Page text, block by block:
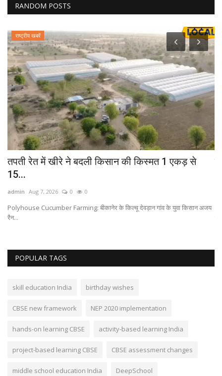
RANDOM POSTS
राष्ट्रीय खबरें
तपती रेत में खीरे ने बदली किसान की किस्मत 1 एकड़ से
15...
admin Aug 7, 2026 0 0
Polyhouse Cucumber Farming: बीकानेर के किल्चू देवड़ान गांव के युवा किसान अजय
रैन...
POPULAR TAGS
skill education India birthday wishes
CBSE new framework NEP 2020 implementation
hands-on learning CBSE activity-based learning India
project-based learning CBSE CBSE assessment changes
middle school education India DeepSchool